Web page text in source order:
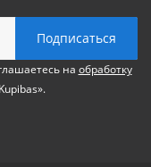
на обработку